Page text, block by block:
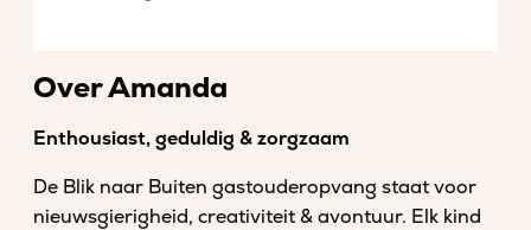
Over Amanda
Enthousiast, geduldig & zorgzaam
De Blik naar Buiten gastouderopvang staat voor
nieuwsgierigheid, creativiteit & avontuur. Elk kind